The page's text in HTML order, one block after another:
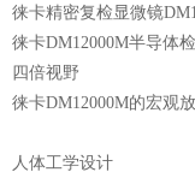
徕卡精密复检显微镜
徕卡DM12000M半导体
四倍视野
徕卡DM12000M的宏观
人体工学设计